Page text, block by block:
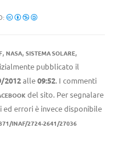
, NASA, SISTEMA SOLARE,
pubblicato il
2012alle09:52. I commenti
del sito. Per segnalare
ed errori è invece disponibile
INAF/2724-2641/27036